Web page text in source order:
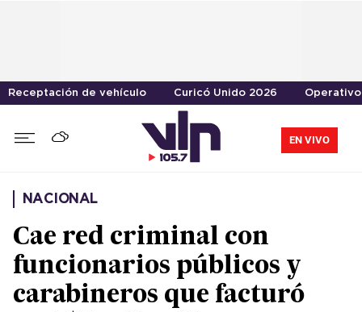
Receptación de vehículo Curicó Unido 2026
EN VIVO
NACIONAL
Cae red criminal con
funcionarios públicos y
carabineros que facturó